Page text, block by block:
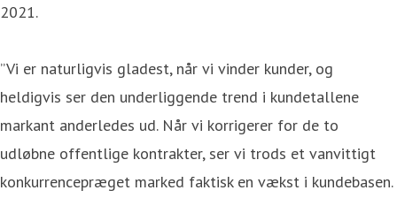
2021.
”Vi er naturligvis gladest, når vi vinder kunder, og
heldigvis ser den underliggende trend i kundetallene
markant anderledes ud. Når vi korrigerer for de to
udløbne offentlige kontrakter, ser vi trods et vanvittigt
konkurrencepræget marked faktisk en vækst i kundebasen.